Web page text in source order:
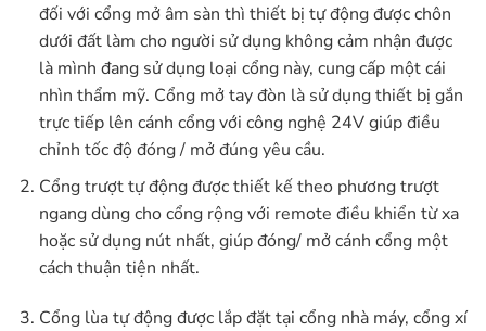
đối với cổng mở âm sàn thì thiết bị tự động được chôn
dưới đất làm cho người sử dụng không cảm nhận được
là mình đang sử dụng loại cổng này, cung cấp một cái
nhìn thẩm mỹ. Cổng mở tay đòn là sử dụng thiết bị gắn
trực tiếp lên cánh cổng với công nghệ 24V giúp điều
chỉnh tốc độ đóng / mở đúng yêu cầu.
Cổng trượt tự động được thiết kế theo phương trượt
ngang dùng cho cổng rộng với remote điều khiển từ xa
hoặc sử dụng nút nhất, giúp đóng/ mở cánh cổng một
cách thuận tiện nhất.
Cổng lùa tự động được lắp đặt tại cổng nhà máy, cổng xí